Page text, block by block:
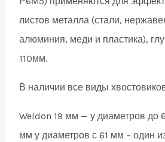
листов металла (стали,
алюминия, меди и пластика),
110мм.
В наличии все виды
Weldon 19 мм — у диаметров до
мм у диаметров с 61 мм – один